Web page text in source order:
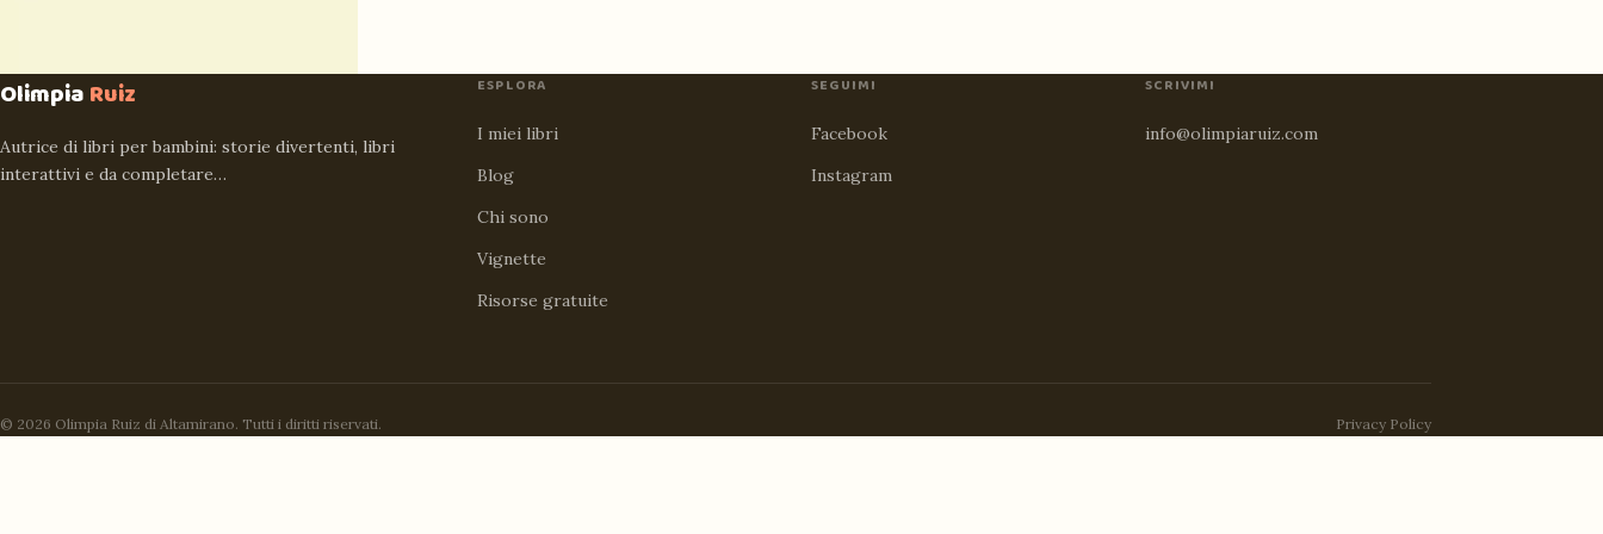
OlimpiaRuiz
Autrice di libri per bambini: storie divertenti, libri
interattivi e da completare…
ESPLORA
I miei libri
Blog
Chi sono
Vignette
Risorse gratuite
SEGUIMI
Facebook
Instagram
SCRIVIMI
info@olimpiaruiz.com
© 2026 Olimpia Ruiz di Altamirano. Tutti i diritti riservati. Privacy Policy